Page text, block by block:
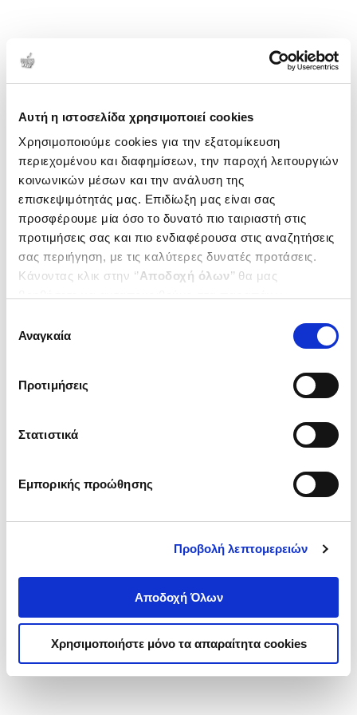
Αυτή η ιστοσελίδα χρησιμοποιεί cookies
Χρησιμοποιούμε cookies για την εξατομίκευση
περιεχομένου και διαφημίσεων, την παροχή λειτουργιών
κοινωνικών μέσων και την ανάλυση της
επισκεψιμότητάς μας. Επιδίωξη μας είναι σας
προσφέρουμε μία όσο το δυνατό πιο ταιριαστή στις
προτιμήσεις σας και πιο ενδιαφέρουσα στις αναζητήσεις
σας περιήγηση, με τις καλύτερες δυνατές προτάσεις.
Κάνοντας κλικ στην ‘’Αποδοχή όλων’’ θα μας
ενδιαφέρουν και να επιλέξετε από τα παρακάτω με την
΄΄και να ενημερωθείτε σχετικά με
συγκατάθεσης
Αναγκαία
Προτιμήσεις
Στατιστικά
Εμπορικής προώθησης
Προβολή λεπτομερειών
Αποδοχή Όλων
Χρησιμοποιήστε μόνο τα απαραίτητα cookies